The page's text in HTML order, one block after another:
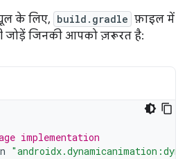
के लिए, build.gradle फ़ाइल में
जोड़ें जिनकी आपको ज़रूरत है:
implementation